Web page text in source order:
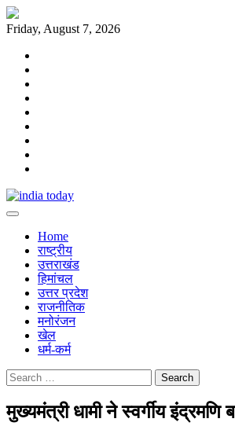
Skip
to
Friday, August 7, 2026
Home
राष्ट्रीय
उत्तराखंड
हिमांचल
उत्तर प्रदेश
राजनीतिक
मनोरंजन
खेल
धर्म-कर्म
Search
for:
मुख्यमंत्री धामी ने स्वर्गीय